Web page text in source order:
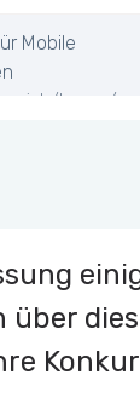
Mobile
tuscany/
assets/431/
assets/461/
über